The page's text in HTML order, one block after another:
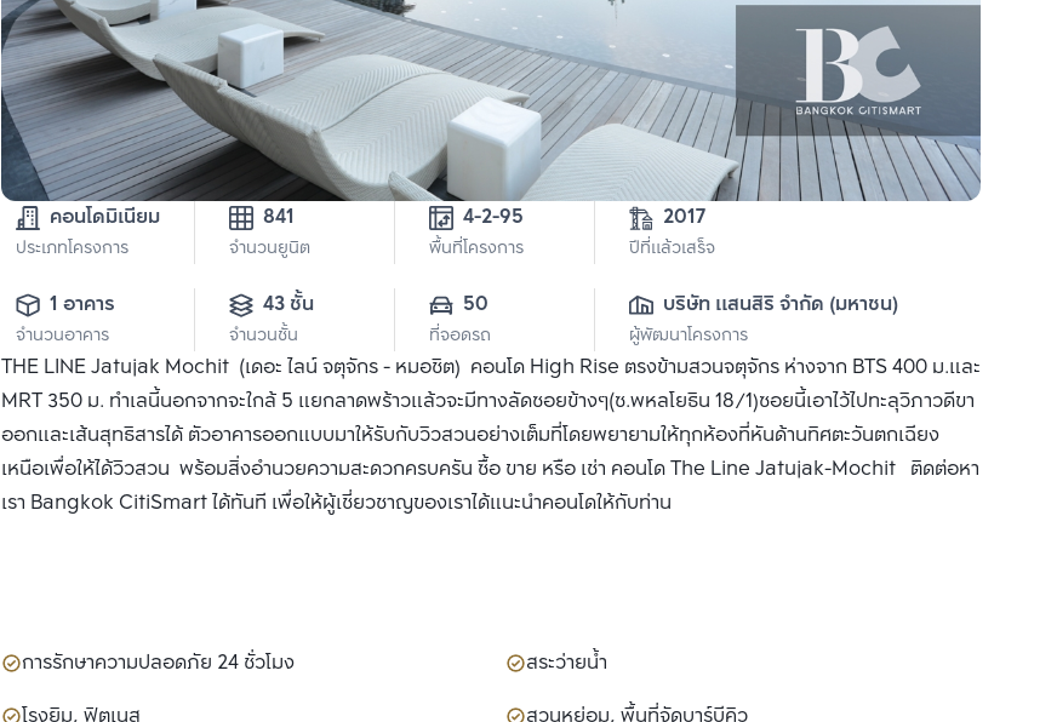
คอนโดมิเนียม
ประเภทโครงการ
841
จำนวนยูนิต พื้นที่โครงการ
2017
ปีที่แล้วเสร็จ
1 อาคาร
จำนวนอาคาร
43 ชั้น
จำนวนชั้น
50
ที่จอดรถ
บริษัท แสนสิริ จำกัด (มหาชน)
ผู้พัฒนาโครงการ
THE LINE Jatujak Mochit (เดอะ ไลน์ จตุจักร - หมอชิต) คอนโด High Rise ตรงข้ามสวนจตุจักร ห่างจาก BTS 400 ม.และ
MRT 350 ม. ทำเลนี้นอกจากจะใกล้ 5 แยกลาดพร้าวแล้วจะมีทางลัดซอยข้างๆ(ซ.พหลโยธิน 18/1)ซอยนี้เอาไว้ไปทะลุวิภาวดีขา
ออกและเส้นสุทธิสารได้ ตัวอาคารออกแบบมาให้รับกับวิวสวนอย่างเต็มที่โดยพยายามให้ทุกห้องที่หันด้านทิศตะวันตกเฉียง
เหนือเพื่อให้ได้วิวสวน พร้อมสิ่งอำนวยความสะดวกครบครัน ซื้อ ขาย หรือ เช่า คอนโด The Line Jatujak-Mochit ติดต่อหา
เรา Bangkok CitiSmart ได้ทันที เพื่อให้ผู้เชี่ยวชาญของเราได้แนะนำคอนโดให้กับท่าน
การรักษาความปลอดภัย 24 ชั่วโมง
สระว่ายน้ำ